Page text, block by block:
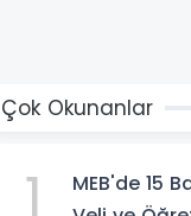
Çok Okunanlar
1
MEB'de 15